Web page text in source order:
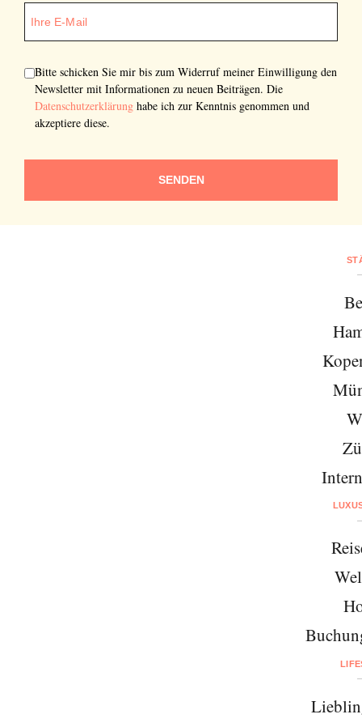
Bitte schicken Sie mir bis zum Widerruf meiner Einwilligung den
Newsletter mit Informationen zu neuen Beiträgen. Die
Datenschutzerklärung habe ich zur Kenntnis genommen und
akzeptiere diese.
SENDEN